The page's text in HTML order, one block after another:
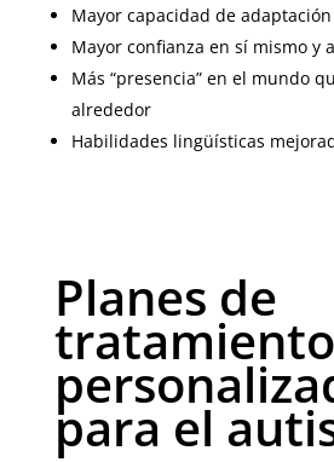
Mayor capacidad de
Mayor confianza en sí mismo y
Más “presencia” en el mundo
alrededor
Habilidades lingüísticas
Planes de
para el